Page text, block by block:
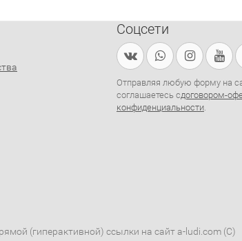
Соцсети
Отправляя любую форму на
соглашаетесь сдоговором-
конфиденциальности.
(гиперактивной) ссылки на сайт a-ludi.com (C)